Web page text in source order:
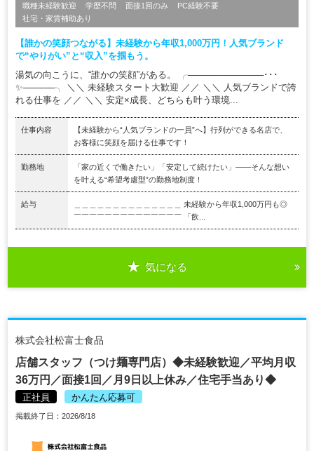
職種未経験歓迎 学歴不問 面接1回のみ
PC経験不要
社宅・家賃補助あり
【誰かの笑顔つながる】未経験から年収1,000万円！人気ブランド
で“やりがい”と“収入”を掴もう。
湯気の向こうに、“誰かの笑顔”がある。 ╭────────────･･･
✨─────╮ ＼＼ 未経験スタート大歓迎 ／／ ＼＼ 人気ブランドで誇
れる仕事を ／／ ＼＼ 安定×成長、どちらも叶う環境...
仕事内容
【未経験から“人気ブランドの一員”へ】行列ができる名店で、
お客様に笑顔を届ける仕事です！
勤務地
「家の近くで働きたい」「安定して続けたい」――そんな想い
を叶える“希望考慮型”の勤務地制度！
給与
＿＿＿＿＿＿＿＿＿＿＿＿＿＿ 未経験から年収1,000万円も◎
￣￣￣￣￣￣￣￣￣￣￣￣￣￣ 「飲...
気になる
株式会社松富士食品
店舗スタッフ（つけ麺専門店）◆未経験歓迎／平均月収
36万円／面接1回／月9日以上休み／住宅手当あり◆
正社員 かんたん応募可
掲載終了日：2026/8/18